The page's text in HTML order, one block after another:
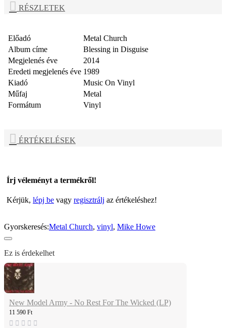
RÉSZLETEK
Előadó
Metal Church
Album címe
Blessing in Disguise
Megjelenés éve
2014
Eredeti megjelenés éve 1989
Kiadó
Music On Vinyl
Műfaj
Metal
Formátum
Vinyl
ÉRTÉKELÉSEK
Írj véleményt a termékről!
Kérjük, lépj be vagy regisztrálj az értékeléshez!
Gyorskeresés:Metal Church, vinyl, Mike Howe
Ez is érdekelhet
New Model Army - No Rest For The Wicked (LP)
11 590 Ft